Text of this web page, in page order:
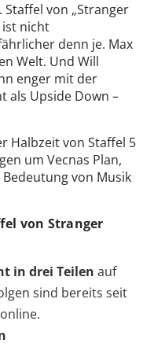
Staffel von „Stranger
ist nicht
denn je. Max
Welt. Und Will
enger mit der
als Upside Down –
Halbzeit von Staffel 5
um Vecnas Plan,
von Musik
von Stranger
in drei Teilen auf
sind bereits seit